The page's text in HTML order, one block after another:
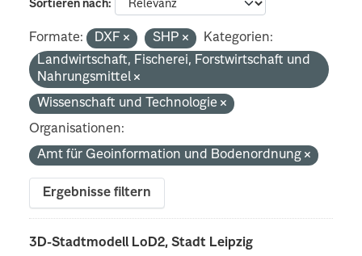
Sortieren nach
Formate: DXF SHP
Kategorien:
Landwirtschaft, Fischerei, Forstwirtschaft und
Nahrungsmittel
Wissenschaft und Technologie
Organisationen:
Amt für Geoinformation und Bodenordnung
Ergebnisse filtern
3D-Stadtmodell LoD2, Stadt Leipzig